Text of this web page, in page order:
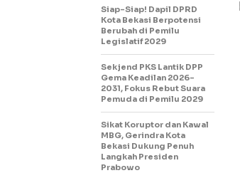
Siap-Siap! Dapil DPRD
Kota Bekasi Berpotensi
Berubah di Pemilu
Legislatif 2029
Sekjend PKS Lantik DPP
Gema Keadilan 2026-
2031, Fokus Rebut Suara
Pemuda di Pemilu 2029
Sikat Koruptor dan Kawal
MBG, Gerindra Kota
Bekasi Dukung Penuh
Langkah Presiden
Prabowo